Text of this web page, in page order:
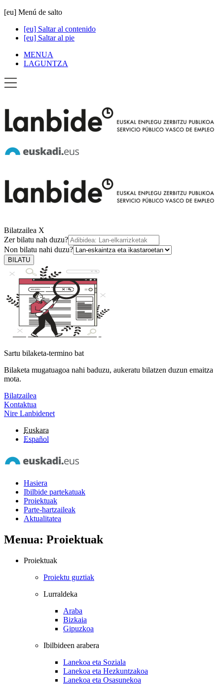
[eu] Menú de salto
[eu] Saltar al contenido
[eu] Saltar al pie
MENUA
LAGUNTZA
Bilatzailea X
Zer bilatu nah duzu?
Non bilatu nahi duzu?
BILATU
Sartu bilaketa-termino bat
Bilaketa mugatuagoa nahi baduzu, aukeratu bilatzen duzun emaitza
mota.
Bilatzailea
Kontaktua
Nire Lanbidenet
Euskara
Español
Hasiera
Ibilbide partekatuak
Proiektuak
Parte-hartzaileak
Aktualitatea
Menua: Proiektuak
Proiektuak
Proiektu guztiak
Lurraldeka
Araba
Bizkaia
Gipuzkoa
Ibilbideen arabera
Lanekoa eta Soziala
Lanekoa eta Hezkuntzakoa
Lanekoa eta Osasunekoa